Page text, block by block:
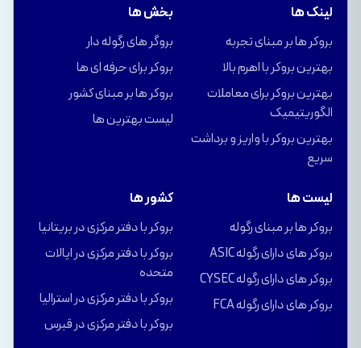
لینک ها
بروکر ها بر مبنای تجربه
بهترین بروکر با اهرم بالا
بهترین بروکر برای معاملات
الگوریتیمیک
بهترین بروکر با واریز و برداشت
سریع
بخش ها
بروگر های رگوله دار
بروکر برای حرفه ای ها
بروکر ها بر مبنای کشور
لیست بهترین ها
لیست ها
بروکر ها بر مبنای رگوله
بروکر های دارای رگوله ASIC
بروکر های دارای رگوله CYSEC
بروکر های دارای رگوله FCA
کشور ها
بروکر با دفتر مرکزی در بریتانیا
بروکر با دفتر مرکزی در ایالات
متحده
بروکر با دفتر مرکزی در استرالیا
بروکر با دفتر مرکزی در قبرس